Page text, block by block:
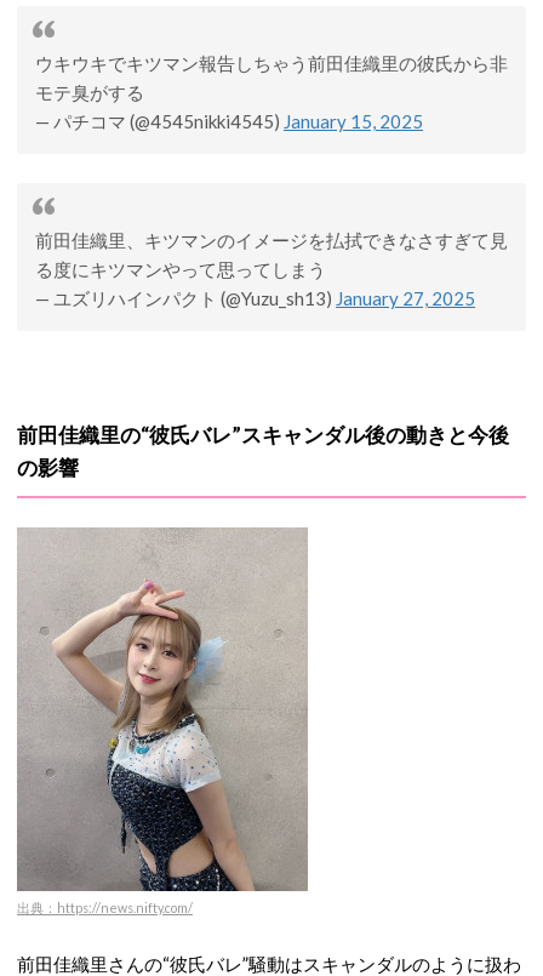
ウキウキでキツマン報告しちゃう前田佳織里の彼氏から非
モテ臭がする
— パチコマ (@4545nikki4545) January 15, 2025
前田佳織里、キツマンのイメージを払拭できなさすぎて見
る度にキツマンやって思ってしまう
— ユズリハインパクト (@Yuzu_sh13) January 27, 2025
前田佳織里の“彼氏バレ”スキャンダル後の動きと今後
の影響
出典：https://news.nifty.com/
前田佳織里さんの“彼氏バレ”騒動はスキャンダルのように扱わ